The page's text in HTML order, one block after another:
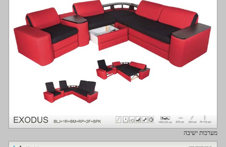
מערכות ישיבה